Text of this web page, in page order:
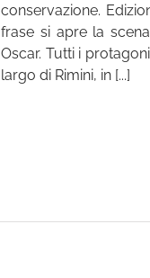
conservazione.
frase si apre la
Oscar. Tutti i
largo di Rimini, in [...]